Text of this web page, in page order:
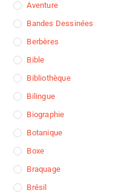
Aventure
Bandes Dessinées
Berbères
Bible
Bibliothèque
Bilingue
Biographie
Botanique
Boxe
Braquage
Brésil